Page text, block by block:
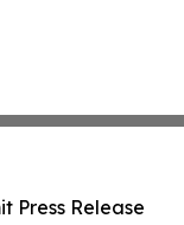
Press Release